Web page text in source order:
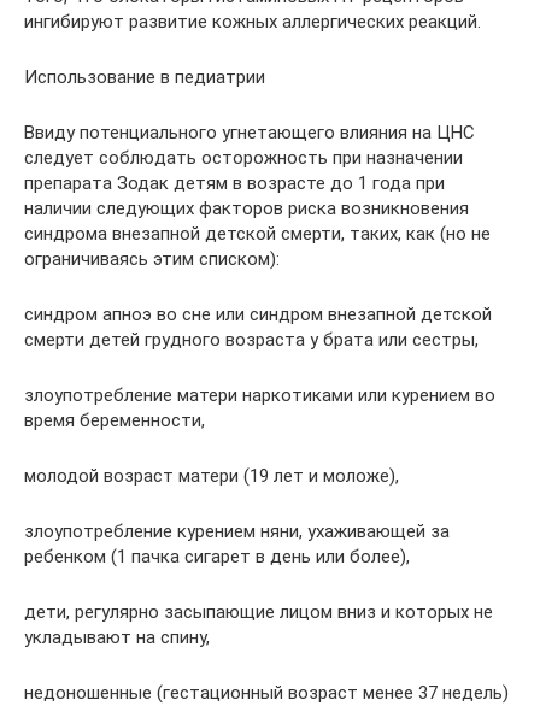
ингибируют развитие кожных аллергических реакций.
Использование в педиатрии
Ввиду потенциального угнетающего влияния на ЦНС
следует соблюдать осторожность при назначении
препарата Зодак детям в возрасте до 1 года при
наличии следующих факторов риска возникновения
синдрома внезапной детской смерти, таких, как (но не
ограничиваясь этим списком):
синдром апноэ во сне или синдром внезапной детской
смерти детей грудного возраста у брата или сестры,
злоупотребление матери наркотиками или курением во
время беременности,
молодой возраст матери (19 лет и моложе),
злоупотребление курением няни, ухаживающей за
ребенком (1 пачка сигарет в день или более),
дети, регулярно засыпающие лицом вниз и которых не
укладывают на спину,
недоношенные (гестационный возраст менее 37 недель)